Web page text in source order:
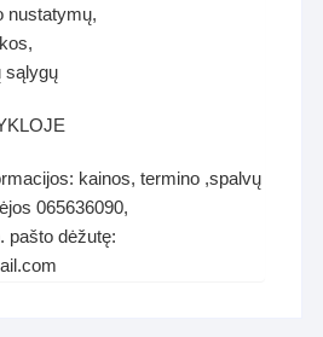
nustatymų,
sąlygų
kainos, termino ,spalvų
065636090,
pašto dėžutę: